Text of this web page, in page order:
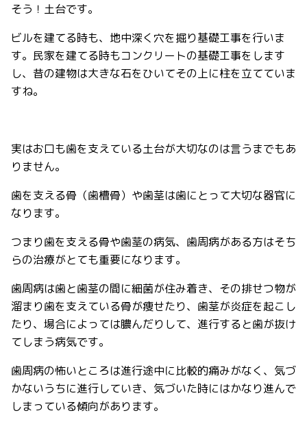
そう！土台です。
ビルを建てる時も、地中深く穴を掘り基礎工事を行いま
す。民家を建てる時もコンクリートの基礎工事をします
し、昔の建物は大きな石をひいてその上に柱を立てていま
すね。
実はお口も歯を支えている土台が大切なのは言うまでもあ
りません。
歯を支える骨（歯槽骨）や歯茎は歯にとって大切な器官に
なります。
つまり歯を支える骨や歯茎の病気、歯周病がある方はそち
らの治療がとても重要になります。
歯周病は歯と歯茎の間に細菌が住み着き、その排せつ物が
溜まり歯を支えている骨が痩せたり、歯茎が炎症を起こし
たり、場合によっては膿んだりして、進行すると歯が抜け
てしまう病気です。
歯周病の怖いところは進行途中に比較的痛みがなく、気づ
かないうちに進行していき、気づいた時にはかなり進んで
しまっている傾向があります。